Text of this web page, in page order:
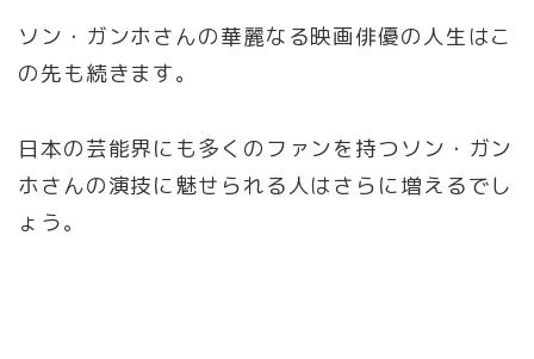
ソン・ガンホさんの華麗なる映画俳優の人生はこ
の先も続きます。
日本の芸能界にも多くのファンを持つソン・ガン
ホさんの演技に魅せられる人はさらに増えるでし
ょう。